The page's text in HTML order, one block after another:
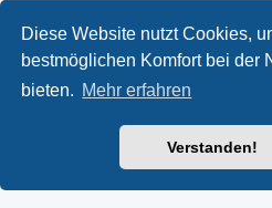
Diese Website nutzt Cookies,
bestmöglichen Komfort bei der
bieten. Mehr erfahren
Verstanden!